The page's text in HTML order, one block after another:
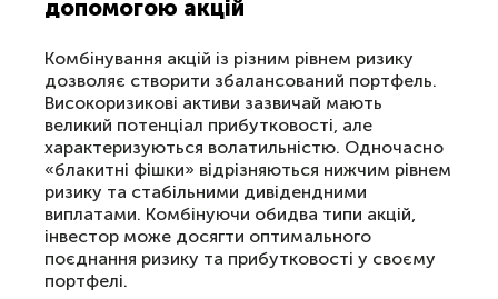
допомогою акцій
Комбінування акцій із різним рівнем ризику
дозволяє створити збалансований портфель.
Високоризикові активи зазвичай мають
великий потенціал прибутковості, але
характеризуються волатильністю. Одночасно
«блакитні фішки» відрізняються нижчим рівнем
ризику та стабільними дивідендними
виплатами. Комбінуючи обидва типи акцій,
інвестор може досягти оптимального
поєднання ризику та прибутковості у своєму
портфелі.